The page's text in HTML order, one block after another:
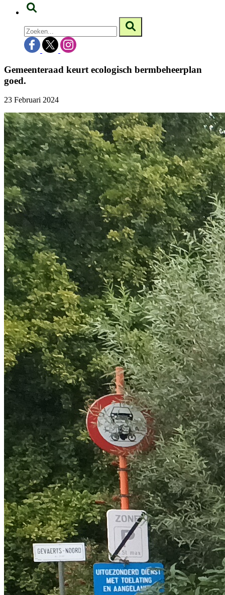
Gemeenteraad keurt ecologisch bermbeheerplan
goed.
23 Februari 2024